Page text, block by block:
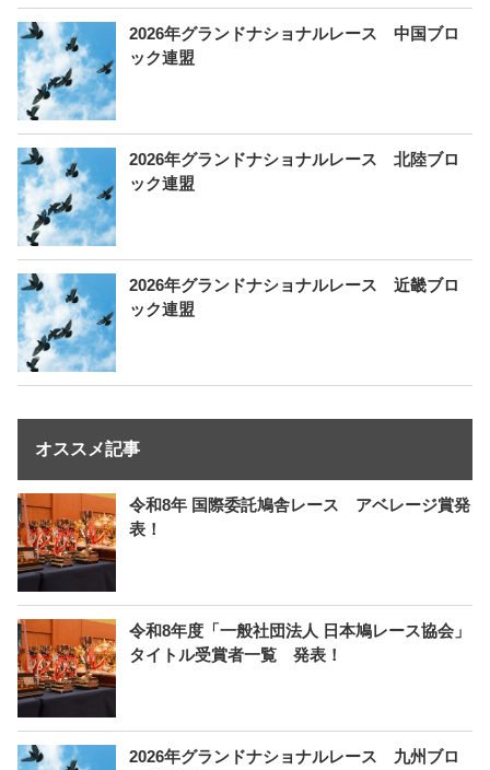
2026年グランドナショナルレース 中国ブロ
ック連盟
2026年グランドナショナルレース 北陸ブロ
ック連盟
2026年グランドナショナルレース 近畿ブロ
ック連盟
オススメ記事
令和8年 国際委託鳩舎レース アベレージ賞発
表！
令和8年度「一般社団法人 日本鳩レース協会」
タイトル受賞者一覧 発表！
2026年グランドナショナルレース 九州ブロ